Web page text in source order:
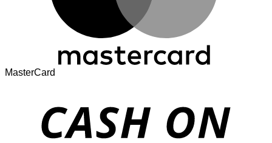
MasterCard